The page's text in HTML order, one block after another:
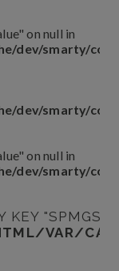
on null in
dev/smarty/
dev/smarty/
on null in
dev/smarty/
KEY
VAR/